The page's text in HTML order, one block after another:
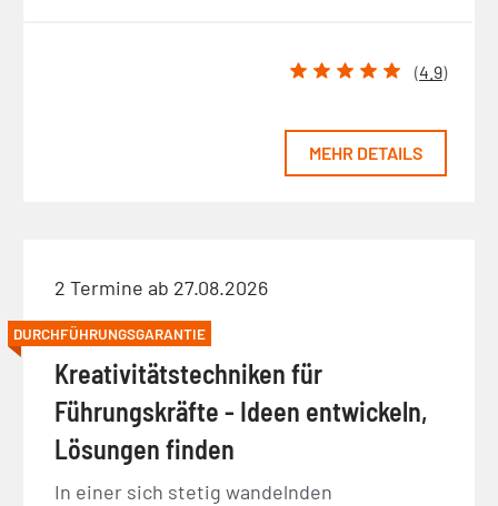
(4.9)
MEHR DETAILS
2 Termine ab 27.08.2026
DURCHFÜHRUNGSGARANTIE
Kreativitätstechniken für
Führungskräfte - Ideen entwickeln,
Lösungen finden
In einer sich stetig wandelnden